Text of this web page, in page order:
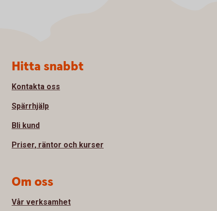
Sidfot
Hitta snabbt
Kontakta oss
Spärrhjälp
Bli kund
Priser, räntor och kurser
Om oss
Vår verksamhet